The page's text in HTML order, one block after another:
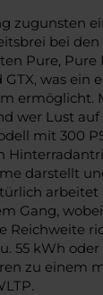
zugunsten
bei
Pure, Pure
was ein
ermöglicht.
wer Lust
mit 300
darstellt
arbeitet
Gang,
Reichweite
55 kWh
zu einem